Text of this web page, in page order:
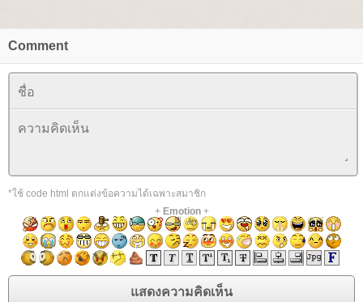
Comment
*ใช้ code html ตกแต่งข้อความได้เฉพาะสมาชิก
+ Emotion+